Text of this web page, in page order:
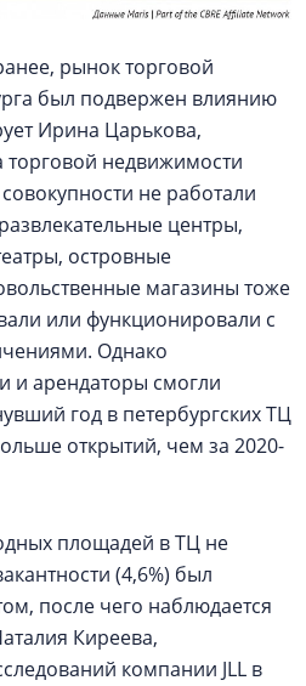
рынок торговой
был подвержен влиянию
Ирина Царькова,
торговой недвижимости
не работали
центры,
островные
магазины тоже
или функционировали с
Однако
и арендаторы смогли
год в петербургских ТЦ
открытий, чем за 2020-
площадей в ТЦ не
(4,6%) был
после чего наблюдается
Киреева,
компании JLL в